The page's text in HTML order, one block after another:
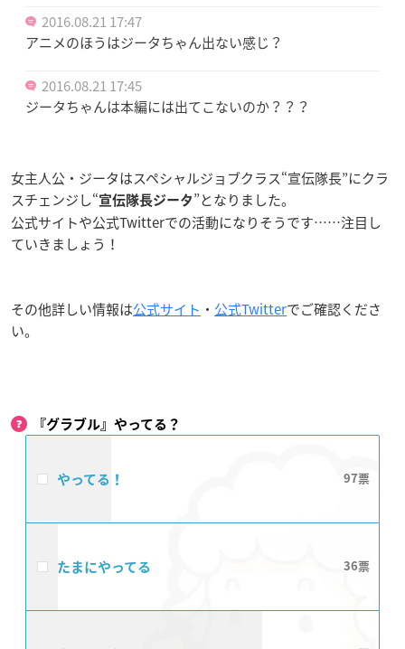
2016.08.21 17:47
アニメのほうはジータちゃん出ない感じ？
2016.08.21 17:45
ジータちゃんは本編には出てこないのか？？？
女主人公・ジータはスペシャルジョブクラス“宣伝隊長”にクラ
スチェンジし“宣伝隊長ジータ ”となりました。
公式サイトや公式Twitterでの活動になりそうです……注目し
ていきましょう！
その他詳しい情報は公式サイト ・ 公式Twitterでご確認くださ
い。
『グラブル』やってる？
やってる！ 97
たまにやってる 36